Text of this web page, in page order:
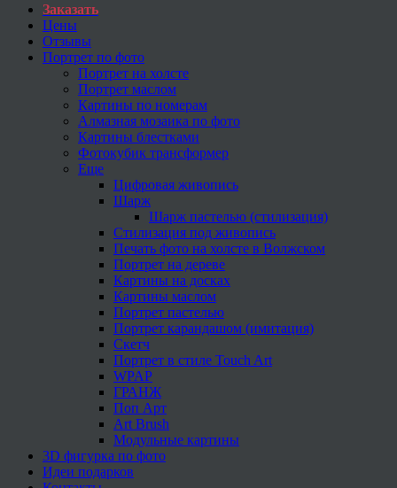
Заказать
Цены
Отзывы
Портрет по фото
Портрет на холсте
Портрет маслом
Картины по номерам
Алмазная мозаика по фото
Картины блестками
Фотокубик трансформер
Еще
Цифровая живопись
Шарж
Шарж пастелью (стилизация)
Стилизация под живопись
Печать фото на холсте в Волжском
Портрет на дереве
Картины на досках
Картины маслом
Портрет пастелью
Портрет карандашом (имитация)
Скетч
Портрет в стиле Touch Art
WPAP
ГРАНЖ
Поп Арт
Art Brush
Модульные картины
3D фигурка по фото
Идеи подарков